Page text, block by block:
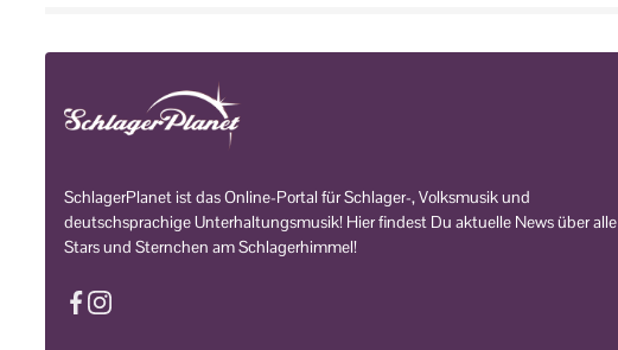
SchlagerPlanet ist das Online-Portal für Schlager-, Volksmusik und
deutschsprachige Unterhaltungsmusik! Hier findest Du aktuelle News über alle
Stars und Sternchen am Schlagerhimmel!